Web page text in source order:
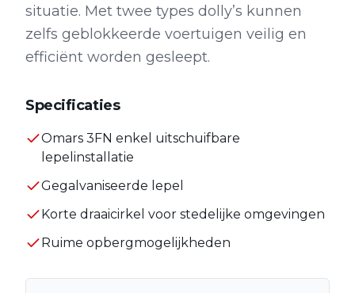
situatie. Met twee types dolly’s kunnen
zelfs geblokkeerde voertuigen veilig en
efficiënt worden gesleept.
Specificaties
Omars 3FN enkel uitschuifbare
lepelinstallatie
Gegalvaniseerde lepel
Korte draaicirkel voor stedelijke omgevingen
Ruime opbergmogelijkheden